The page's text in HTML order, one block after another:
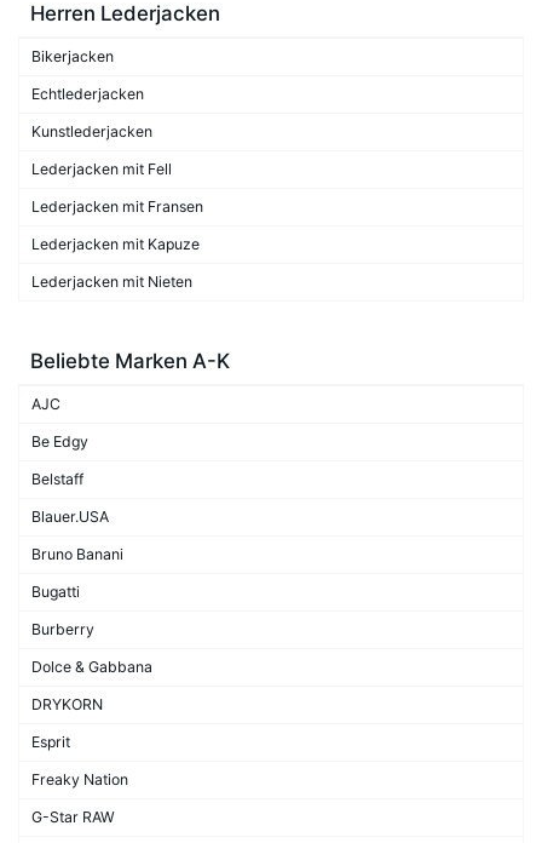
Herren Lederjacken
Bikerjacken
Echtlederjacken
Kunstlederjacken
Lederjacken mit Fell
Lederjacken mit Fransen
Lederjacken mit Kapuze
Lederjacken mit Nieten
Beliebte Marken A-K
AJC
Be Edgy
Belstaff
Blauer.USA
Bruno Banani
Bugatti
Burberry
Dolce & Gabbana
DRYKORN
Esprit
Freaky Nation
G-Star RAW